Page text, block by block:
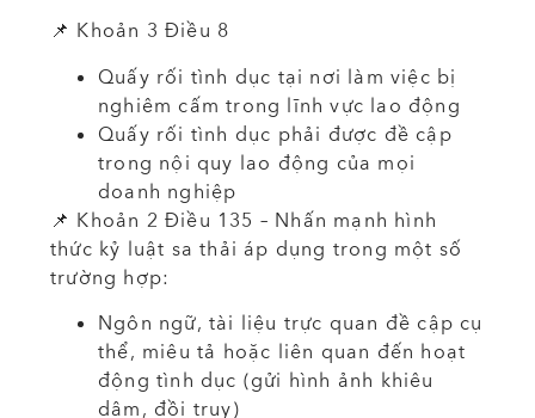
📌 Khoản 3 Điều 8
Quấy rối tình dục tại nơi làm việc bị
nghiêm cấm trong lĩnh vực lao động
Quấy rối tình dục phải được đề cập
trong nội quy lao động của mọi
doanh nghiệp
📌 Khoản 2 Điều 135 – Nhấn mạnh hình
thức kỷ luật sa thải áp dụng trong một số
trường hợp:
Ngôn ngữ, tài liệu trực quan đề cập cụ
thể, miêu tả hoặc liên quan đến hoạt
động tình dục (gửi hình ảnh khiêu
dâm, đồi truỵ)